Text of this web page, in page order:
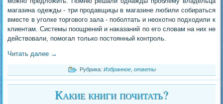
магазина одежды - три продавщицы в магазине любили собираться
вместе в уголке торгового зала - поболтать и неохотно подходили к
клиентам. Системы поощрений и наказаний по его словам на них не
действовали, помогал только постоянный контроль.
Читать далее →
Рубрика: Избранное, ответы
Какие книги почитать?